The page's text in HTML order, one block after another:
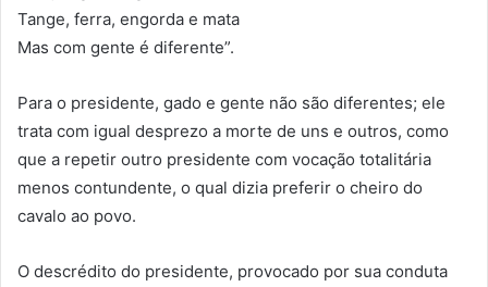
Tange, ferra, engorda e mata
Mas com gente é diferente”.
Para o presidente, gado e gente não são diferentes; ele
trata com igual desprezo a morte de uns e outros, como
que a repetir outro presidente com vocação totalitária
menos contundente, o qual dizia preferir o cheiro do
cavalo ao povo.
O descrédito do presidente, provocado por sua conduta